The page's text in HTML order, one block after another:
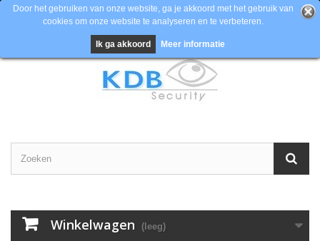
Contacteer ons
Winkelwagen (leeg)
Door het gebruiken van onze website, ga je akkoord met het gebruik van
cookies om onze website te analyseren en te verbeteren.
Ik ga akkoord Meer informatie